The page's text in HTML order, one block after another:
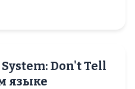
Don't Tell
языке